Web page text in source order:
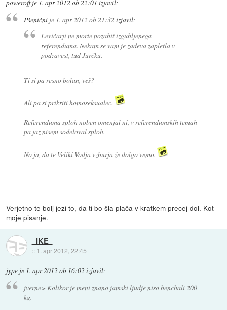
poweroffje 1. apr 2012 ob 22:01 izjavil:
Pšeničnije 1. apr 2012 ob 21:32 izjavil:
Levičarji ne morte pozabit izgubljenega
referenduma. Nekam se vam je zadeva zapletla v
podzavest, tud Jurčku.
Ti si pa resno bolan, veš?
Ali pa si prikriti homoseksualec.
Referenduma sploh noben omenjal ni, v referendumskih temah
pa jaz nisem sodeloval sploh.
No ja, da te Veliki Vodja vzburja že dolgo vemo.
Verjetno te bolj jezi to, da ti bo šla plača v kratkem precej dol. Kot
moje pisanje.
_IKE_
:: 1. apr 2012, 22:45
jype je 1. apr 2012 ob 16:02 izjavil:
jverne> Kolikor je meni znano jamski ljudje niso benchali 200
kg.